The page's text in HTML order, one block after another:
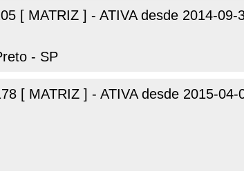
[ MATRIZ ] - ATIVA desde 2014-09-
- SP
[ MATRIZ ] - ATIVA desde 2015-04-